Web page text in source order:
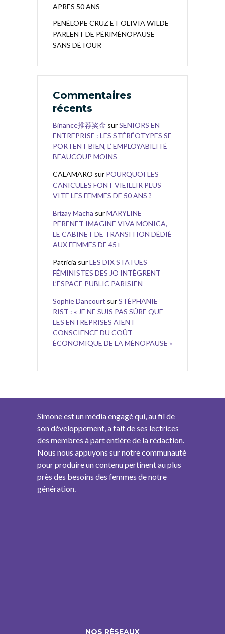
APRES 50 ANS
PENÉLOPE CRUZ ET OLIVIA WILDE
PARLENT DE PÉRIMÉNOPAUSE
SANS DÉTOUR
Commentaires
récents
Binance推荐奖金 surSENIORS EN
ENTREPRISE : LES STÉRÉOTYPES SE
PORTENT BIEN, L’ EMPLOYABILITÉ
BEAUCOUP MOINS
CALAMARO sur POURQUOI LES
CANICULES FONT VIEILLIR PLUS
VITE LES FEMMES DE 50 ANS ?
Brizay Macha surMARYLINE
PERENET IMAGINE VIVA MONICA,
LE CABINET DE TRANSITION DÉDIÉ
AUX FEMMES DE 45+
Patricia surLES DIX STATUES
FÉMINISTES DES JO INTÈGRENT
L’ESPACE PUBLIC PARISIEN
Sophie Dancourt surSTÉPHANIE
RIST : « JE NE SUIS PAS SÛRE QUE
LES ENTREPRISES AIENT
CONSCIENCE DU COÛT
ÉCONOMIQUE DE LA MÉNOPAUSE »
Simone est un média engagé qui, au fil de
son développement, a fait de ses lectrices
des membres à part entière de la rédaction.
Nous nous appuyons sur notre communauté
pour produire un contenu pertinent au plus
près des besoins des femmes de notre
génération.
NOS RÉSEAUX